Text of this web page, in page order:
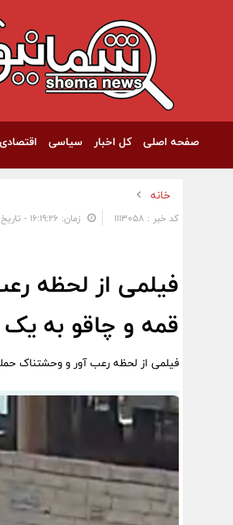
صفحه اصلی کل اخبار سیاسی
خانه
کد خبر : 1113058 زمان: ۱۶:۱۹:۲۶ - تاریخ: ۱۴۰۳/۱۲/۲۸
فیلمی از لحظه
قمه و چاقو به یک
فیلمی از لحظه رعب آور و وحشتناک